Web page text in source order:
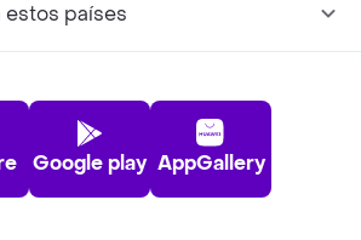
estos países
Google play AppGallery